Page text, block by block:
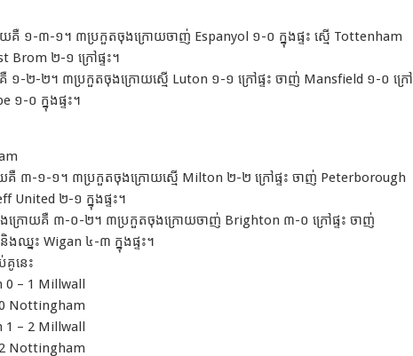
គឺ ១-៣-១។ ៣ប្រកួតចុងក្រោយចាញ់ Espanyol ១-០ ក្នុងផ្ទះ ស្មើ Tottenham
Brom ២-១ ក្រៅផ្ទះ។
១-២-២។ ៣ប្រកួតចុងក្រោយស្មើ Luton ១-១ ក្រៅផ្ទះ ចាញ់ Mansfield ១-០ ក្រៅ
១-០ ក្នុងផ្ទះ។
៣-១-១។ ៣ប្រកួតចុងក្រោយស្មើ Milton ២-២ ក្រៅផ្ទះ ចាញ់ Peterborough
United ២-១ ក្នុងផ្ទះ។
ក្រោយគឺ ៣-០-២។ ៣ប្រកួតចុងក្រោយចាញ់ Brighton ៣-០ ក្រៅផ្ទះ ចាញ់
ងឈ្នះ Wigan ៤-៣ ក្នុងផ្ទះ។
គូនេះ
– 1 Millwall
Nottingham
– 2 Millwall
Nottingham